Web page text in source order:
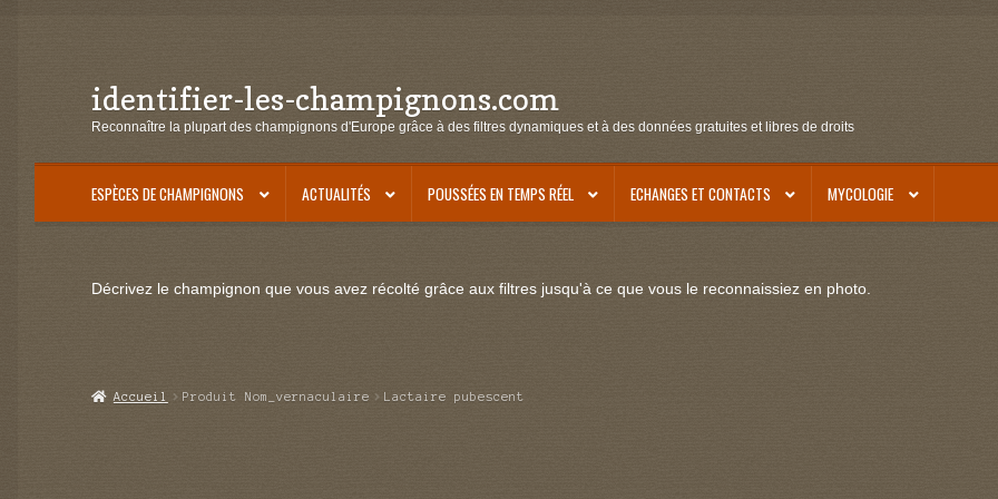
Aller
à
navigation
Aller
au
identifier-les-champignons.com
Reconnaître la plupart des champignons d'Europe grâce à des filtres dynamiques et à des données gratuites et libres de droits
ESPÈCES DE CHAMPIGNONS ACTUALITÉS POUSSÉES EN TEMPS RÉEL ECHANGES ET CONTACTS MYCOLOGIE
Décrivez le champignon que vous avez récolté grâce aux filtres jusqu'à ce que vous le reconnaissiez en photo.
Accueil Produit Nom_vernaculaire Lactaire pubescent